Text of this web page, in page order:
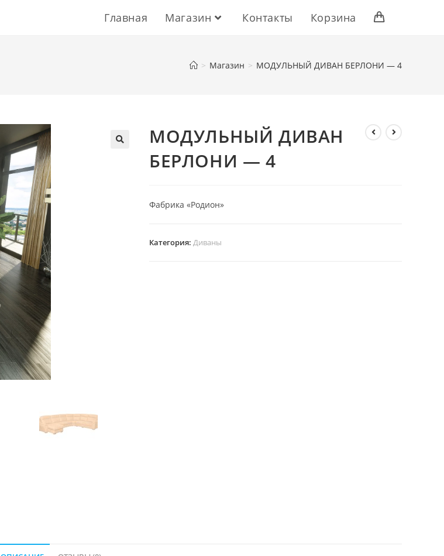
Главная Магазин Контакты Корзина
> Магазин > МОДУЛЬНЫЙ ДИВАН БЕРЛОНИ — 4
МОДУЛЬНЫЙ ДИВАН
БЕРЛОНИ — 4
Фабрика «Родион»
Категория: Диваны